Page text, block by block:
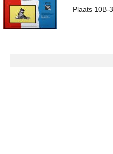
Plaats 10B-3